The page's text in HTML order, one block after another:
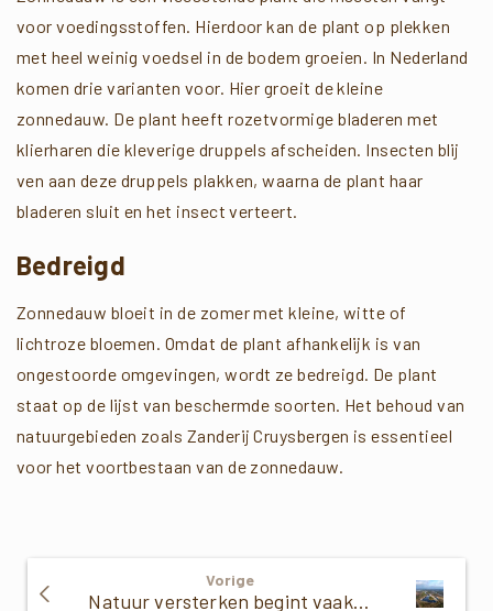
voor voedingsstoffen. Hierdoor kan de plant op plekken
met heel weinig voedsel in de bodem groeien. In Nederland
komen drie varianten voor. Hier groeit de kleine
zonnedauw. De plant heeft rozetvormige bladeren met
klierharen die kleverige druppels afscheiden. Insecten blij
ven aan deze druppels plakken, waarna de plant haar
bladeren sluit en het insect verteert.
Bedreigd
Zonnedauw bloeit in de zomer met kleine, witte of
lichtroze bloemen. Omdat de plant afhankelijk is van
ongestoorde omgevingen, wordt ze bedreigd. De plant
staat op de lijst van beschermde soorten. Het behoud van
natuurgebieden zoals Zanderij Cruysbergen is essentieel
voor het voortbestaan van de zonnedauw.
Verder
Lezen
Vorige
Natuur versterken begint vaak met aankoop